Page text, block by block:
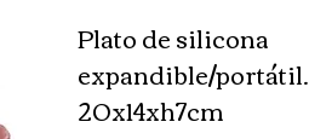
Plato de silicona
expandible/portátil.
20x14xh7cm